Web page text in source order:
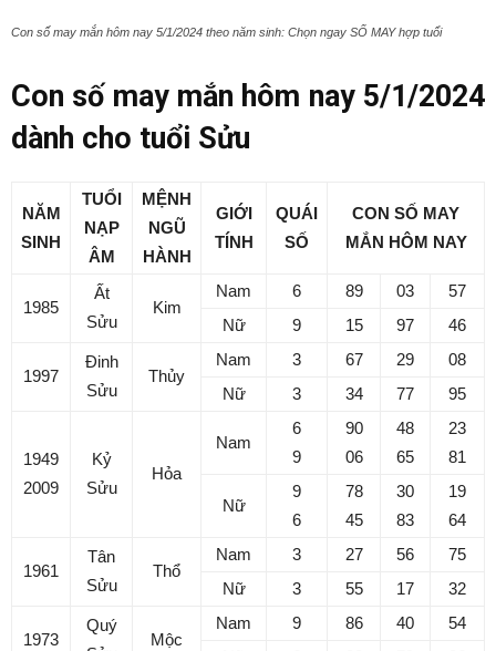
Con số may mắn hôm nay 5/1/2024 theo năm sinh: Chọn ngay SỐ MAY hợp tuổi
Con số may mắn hôm nay 5/1/2024
dành cho tuổi Sửu
NĂM
SINH
TUỔI
NẠP
ÂM
MỆNH
NGŨ
HÀNH
GIỚI
TÍNH
QUÁI
SỐ
CON SỐ MAY
MẮN HÔM NAY
1985
Ất
Sửu
Kim
Nam 6 89 03
57
Nữ
9 15 97 46
1997
Đinh
Sửu
Thủy
Nam 3 67 29
08
Nữ
3 34 77 95
1949
2009
Kỷ
Sửu
Hỏa
Nam
6
9
90
06
48
65
23
81
Nữ
9
6
78
45
30
83
19
64
1961
Tân
Sửu
Thổ
Nam 3 27 56
75
Nữ
3 55 17 32
1973
Quý
Mộc
Nam 9 86 40
54